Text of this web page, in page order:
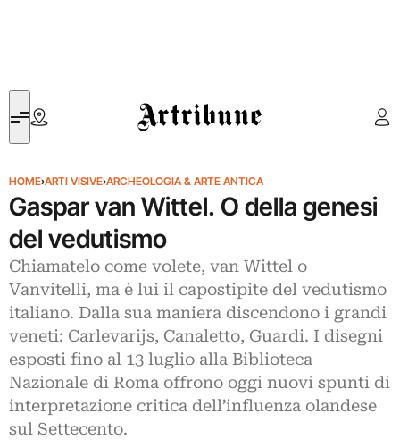
Artribune
HOME›ARTI VISIVE›ARCHEOLOGIA & ARTE ANTICA
Gaspar van Wittel. O della genesi
del vedutismo
Chiamatelo come volete, van Wittel o
Vanvitelli, ma è lui il capostipite del vedutismo
italiano. Dalla sua maniera discendono i grandi
veneti: Carlevarijs, Canaletto, Guardi. I disegni
esposti fino al 13 luglio alla Biblioteca
Nazionale di Roma offrono oggi nuovi spunti di
interpretazione critica dell’influenza olandese
sul Settecento.